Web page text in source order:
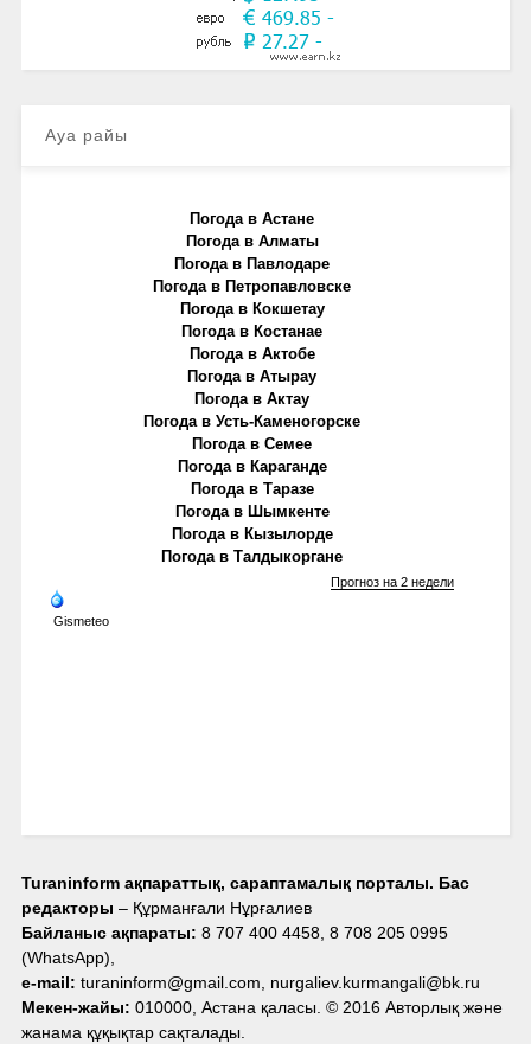
Ауа райы
Погода в Астане
Погода в Алматы
Погода в Павлодаре
Погода в Петропавловске
Погода в Кокшетау
Погода в Костанае
Погода в Актобе
Погода в Атырау
Погода в Актау
Погода в Усть-Каменогорске
Погода в Семее
Погода в Караганде
Погода в Таразе
Погода в Шымкенте
Погода в Кызылорде
Погода в Талдыкоргане
Gismeteo
Прогноз на 2 недели
Turaninform ақпараттық, сараптамалық порталы. Бас
редакторы – Құрманғали Нұрғалиев
Байланыс ақпараты: 8 707 400 4458, 8 708 205 0995
(WhatsApp),
e-mail: turaninform@gmail.com, nurgaliev.kurmangali@bk.ru
Мекен-жайы: 010000, Астана қаласы. © 2016 Авторлық және
жанама құқықтар сақталады.